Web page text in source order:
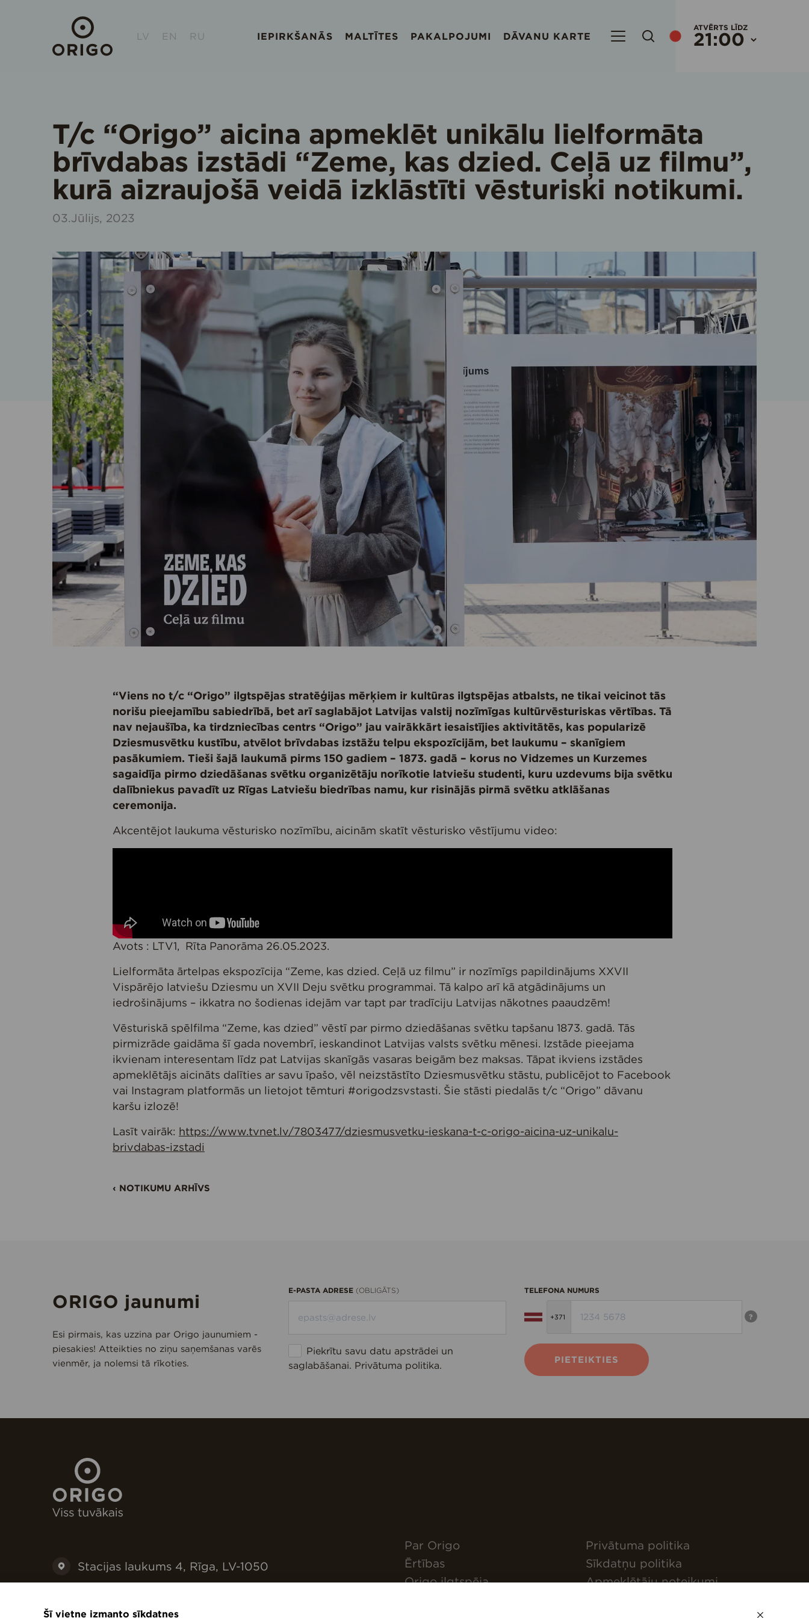
Šī vietne izmanto sīkdatnes
LV EN RU IEPIRKŠANĀS MALTĪTES PAKALPOJUMI DĀVANU KARTE
ATVĒRTS LĪDZ
21:00
AKTUĀLIE DARBA LAIKI
T/c “Origo” aicina apmeklēt unikālu lielformāta
brīvdabas izstādi “Zeme, kas dzied. Ceļā uz filmu”,
kurā aizraujošā veidā izklāstīti vēsturiski notikumi.
03.Jūlijs, 2023
“Viens no t/c “Origo” ilgtspējas stratēģijas mērķiem ir kultūras ilgtspējas atbalsts, ne tikai veicinot tās
norišu pieejamību sabiedrībā, bet arī saglabājot Latvijas valstij nozīmīgas kultūrvēsturiskas vērtības. Tā
nav nejaušība, ka tirdzniecības centrs “Origo” jau vairākkārt iesaistījies aktivitātēs, kas popularizē
Dziesmusvētku kustību, atvēlot brīvdabas izstāžu telpu ekspozīcijām, bet laukumu – skanīgiem
pasākumiem. Tieši šajā laukumā pirms 150 gadiem – 1873. gadā – korus no Vidzemes un Kurzemes
sagaidīja pirmo dziedāšanas svētku organizētāju norīkotie latviešu studenti, kuru uzdevums bija svētku
dalībniekus pavadīt uz Rīgas Latviešu biedrības namu, kur risinājās pirmā svētku atklāšanas
ceremonija.
Akcentējot laukuma vēsturisko nozīmību, aicinām skatīt vēsturisko vēstījumu video:
Avots : LTV1, Rīta Panorāma 26.05.2023.
Lielformāta ārtelpas ekspozīcija “Zeme, kas dzied. Ceļā uz filmu” ir nozīmīgs papildinājums XXVII
Vispārējo latviešu Dziesmu un XVII Deju svētku programmai. Tā kalpo arī kā atgādinājums un
iedrošinājums – ikkatra no šodienas idejām var tapt par tradīciju Latvijas nākotnes paaudzēm!
Vēsturiskā spēlfilma “Zeme, kas dzied” vēstī par pirmo dziedāšanas svētku tapšanu 1873. gadā. Tās
pirmizrāde gaidāma šī gada novembrī, ieskandinot Latvijas valsts svētku mēnesi. Izstāde pieejama
ikvienam interesentam līdz pat Latvijas skanīgās vasaras beigām bez maksas. Tāpat ikviens izstādes
apmeklētājs aicināts dalīties ar savu īpašo, vēl neizstāstīto Dziesmusvētku stāstu, publicējot to Facebook
vai Instagram platformās un lietojot tēmturi #origodzsvstasti. Šie stāsti piedalās t/c “Origo” dāvanu
karšu izlozē!
Lasīt vairāk: https://www.tvnet.lv/7803477/dziesmusvetku-ieskana-t-c-origo-aicina-uz-unikalu-
brivdabas-izstadi
‹ NOTIKUMU ARHĪVS
ORIGO jaunumi
Esi pirmais, kas uzzina par Origo jaunumiem -
piesakies! Atteikties no ziņu saņemšanas varēs
vienmēr, ja nolemsi tā rīkoties.
E-PASTA ADRESE (OBLIGĀTS)
Piekrītu savu datu apstrādei un
saglabāšanai. Privātuma politika.
TELEFONA NUMURS
?
PIETEIKTIES
Stacijas laukums 4, Rīga, LV-1050
Par Origo
Ērtības
Origo ilgtspēja
Privātuma politika
Sīkdatņu politika
Apmeklētāju noteikumi